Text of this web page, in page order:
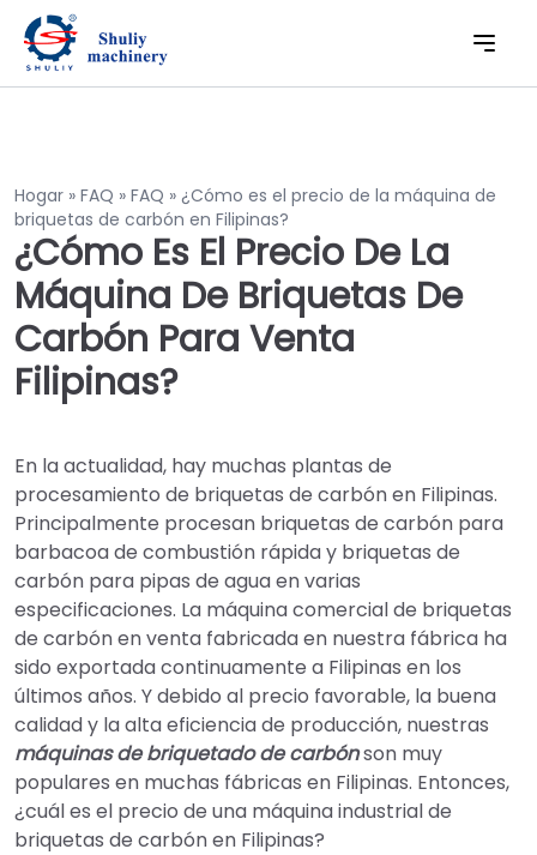
Hogar » FAQ » FAQ » ¿Cómo es el precio de la máquina de
briquetas de carbón en Filipinas?
¿Cómo Es El Precio De La
Máquina De Briquetas De
Carbón Para Venta
Filipinas?
En la actualidad, hay muchas plantas de
procesamiento de briquetas de carbón en Filipinas.
Principalmente procesan briquetas de carbón para
barbacoa de combustión rápida y briquetas de
carbón para pipas de agua en varias
especificaciones. La máquina comercial de briquetas
de carbón en venta fabricada en nuestra fábrica ha
sido exportada continuamente a Filipinas en los
últimos años. Y debido al precio favorable, la buena
calidad y la alta eficiencia de producción, nuestras
máquinas de briquetado de carbónson muy
populares en muchas fábricas en Filipinas. Entonces,
¿cuál es el precio de una máquina industrial de
briquetas de carbón en Filipinas?